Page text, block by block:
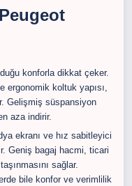
konforla dikkat çeker.
koltuk yapısı,
Gelişmiş süspansiyon
aza indirir.
ekranı ve hız sabitleyici
Geniş bagaj hacmi, ticari
sağlar.
bile konfor ve verimlilik